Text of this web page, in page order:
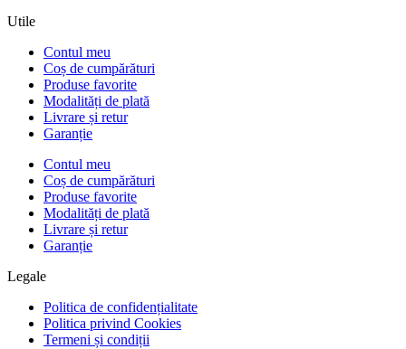
Utile
Contul meu
Coș de cumpărături
Produse favorite
Modalități de plată
Livrare și retur
Garanție
Contul meu
Coș de cumpărături
Produse favorite
Modalități de plată
Livrare și retur
Garanție
Legale
Politica de confidențialitate
Politica privind Cookies
Termeni și condiții